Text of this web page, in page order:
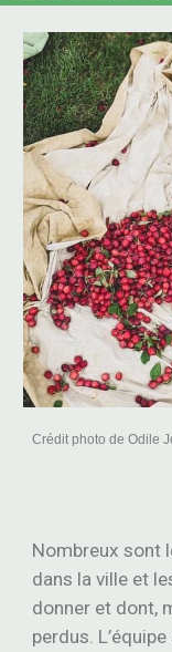
Crédit photo de Odile
Nombreux sont
dans la ville et
donner et dont,
perdus.